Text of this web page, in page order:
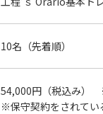
10名（先着順）
54,000円（税込み）
※保守契約をされてい